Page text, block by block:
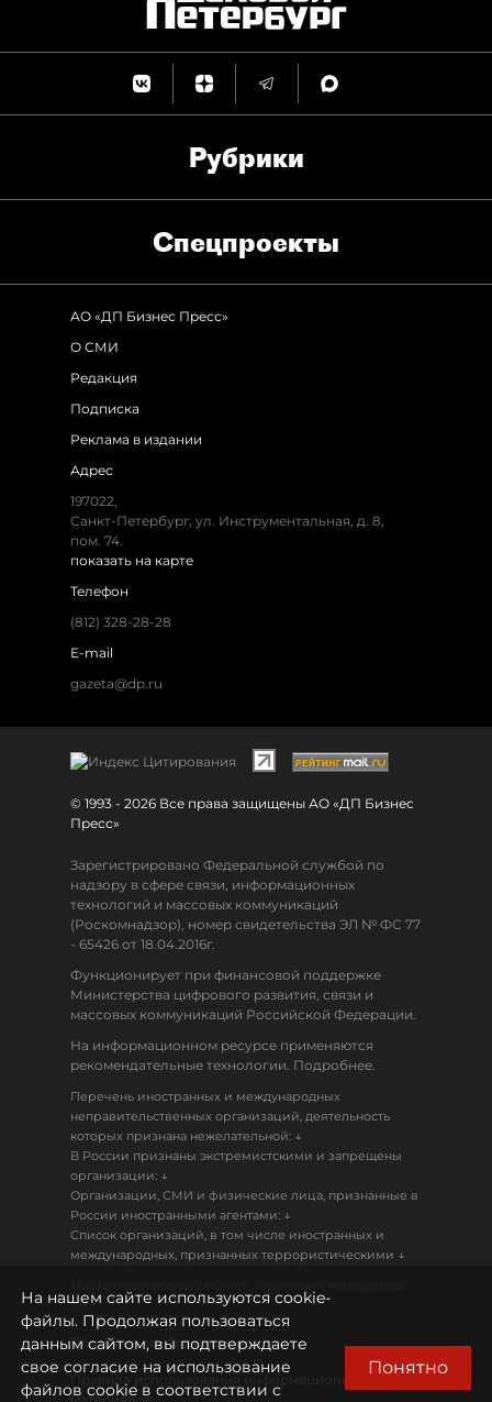
Рубрики
Спец­проекты
АО «ДП Бизнес Пресс»
О СМИ
Редакция
Подписка
Реклама в издании
Адрес
197022,
Санкт-Петербург, ул. Инструментальная, д. 8,
пом. 74.
показать на карте
Телефон
(812) 328-28-28
E-mail
gazeta@dp.ru
© 1993 - 2026 Все права защищены АО «ДП Бизнес
Пресс»
Зарегистрировано Федеральной службой по
надзору в сфере связи, информационных
технологий и массовых коммуникаций
(Роскомнадзор), номер свидетельства ЭЛ № ФС 77
- 65426 от 18.04.2016г.
Функционирует при финансовой поддержке
Министерства цифрового развития, связи и
массовых коммуникаций Российской Федерации.
На информационном ресурсе применяются
рекомендательные технологии. Подробнее.
Перечень иностранных и международных
неправительственных организаций, деятельность
которых признана нежелательной: ↓
В России признаны экстремистскими и запрещены
организации: ↓
Организации, СМИ и физические лица, признанные в
России иностранными агентами: ↓
Список организаций, в том числе иностранных и
международных, признанных террористическими ↓
18+
Политика конфиденциальности
Правила использования информационных
На нашем сайте используются cookie-
файлы. Продолжая пользоваться
данным сайтом, вы подтверждаете
свое согласие на использование
файлов cookie в соответствии с
Понятно